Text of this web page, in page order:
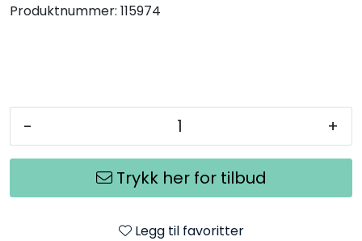
Produktnummer: 115974
- +
Trykk her for tilbud
Legg til favoritter
Tilbehør
Outlet